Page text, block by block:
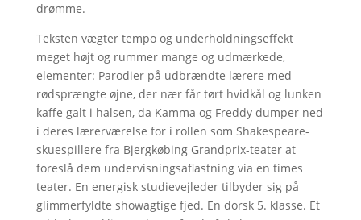
drømme.
Teksten vægter tempo og underholdningseffekt
meget højt og rummer mange og udmærkede,
elementer: Parodier på udbrændte lærere med
rødsprængte øjne, der nær får tørt hvidkål og lunken
kaffe galt i halsen, da Kamma og Freddy dumper ned
i deres lærerværelse for i rollen som Shakespeare-
skuespillere fra Bjergkøbing Grandprix-teater at
foreslå dem undervisningsaflastning via en times
teater. En energisk studievejleder tilbyder sig på
glimmerfyldte showagtige fjed. En dorsk 5. klasse. Et